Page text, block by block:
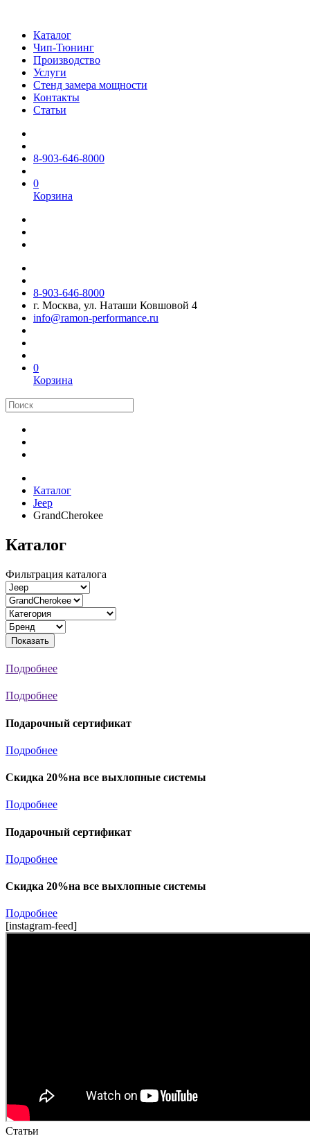
Каталог
Чип-Тюнинг
Производство
Услуги
Стенд замера мощности
Контакты
Статьи
8-903-646-8000
0
Корзина
8-903-646-8000
г. Москва, ул. Наташи Ковшовой 4
info@ramon-performance.ru
0
Корзина
Каталог
Jeep
GrandCherokee
Каталог
Фильтрация каталога
Показать
Подробнее
Подробнее
Подарочный сертификат
Подробнее
Скидка 20%на все выхлопные системы
Подробнее
Подарочный сертификат
Подробнее
Скидка 20%на все выхлопные системы
Подробнее
[instagram-feed]
Статьи